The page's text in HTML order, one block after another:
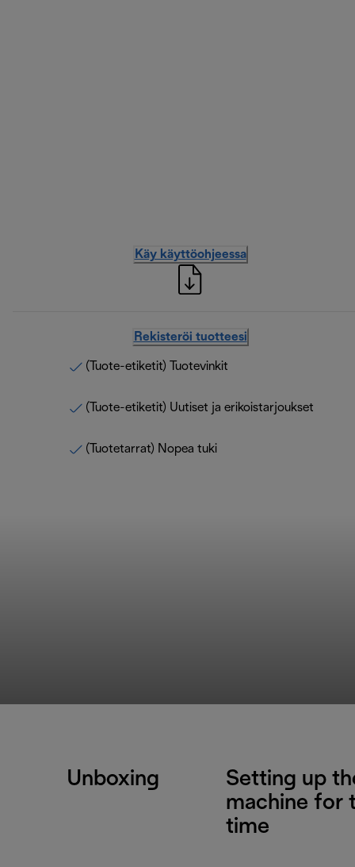
Käy käyttöohjeessa
Rekisteröi tuotteesi
(Tuote-etiketit) Tuotevinkit
(Tuote-etiketit) Uutiset ja erikoistarjoukset
(Tuotetarrat) Nopea tuki
Unboxing
Setting up
machine for
time